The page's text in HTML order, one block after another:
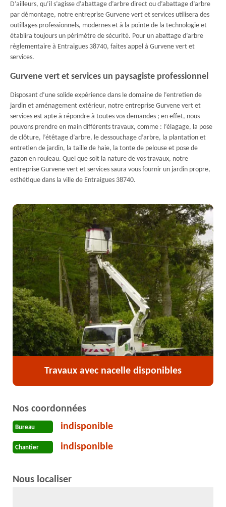
D’ailleurs, qu’il s’agisse d’abattage d’arbre direct ou d’abattage d’arbre
par démontage, notre entreprise Gurvene vert et services utilisera des
outillages professionnels, modernes et à la pointe de la technologie et
établira toujours un périmètre de sécurité. Pour un abattage d’arbre
règlementaire à Entraigues 38740, faites appel à Gurvene vert et
services.
Gurvene vert et services un paysagiste professionnel
Disposant d’une solide expérience dans le domaine de l’entretien de
jardin et aménagement extérieur, notre entreprise Gurvene vert et
services est apte à répondre à toutes vos demandes ; en effet, nous
pouvons prendre en main différents travaux, comme : l’élagage, la pose
de clôture, l’étêtage d’arbre, le dessouchage d’arbre, la plantation et
entretien de jardin, la taille de haie, la tonte de pelouse et pose de
gazon en rouleau. Quel que soit la nature de vos travaux, notre
entreprise Gurvene vert et services saura vous fournir un jardin propre,
esthétique dans la ville de Entraigues 38740.
Travaux avec nacelle disponibles
Nos coordonnées
Bureau indisponible
Chantier indisponible
Nous localiser